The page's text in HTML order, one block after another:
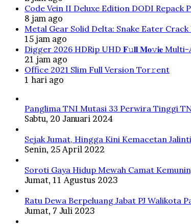
Code Vein II Deluxe Edition DODI Repack
8 jam ago
Metal Gear Solid Delta: Snake Eater
15 jam ago
Digger 2026 HDRip UHD 𝐅𝚞𝐥𝐥 𝐌𝐨𝚟𝐢𝐞 Multi-
21 jam ago
Office 2021 Slim Full Version Tor𝚛ent
1 hari ago
Panglima TNI Mutasi 33 Perwira Tinggi
Sabtu, 20 Januari 2024
Sejak Jumat, Hingga Kini Kemacetan
Senin, 25 April 2022
Soroti Gaya Hidup Mewah Camat
Jumat, 11 Agustus 2023
Ratu Dewa Berpeluang Jabat PJ Walikota
Jumat, 7 Juli 2023